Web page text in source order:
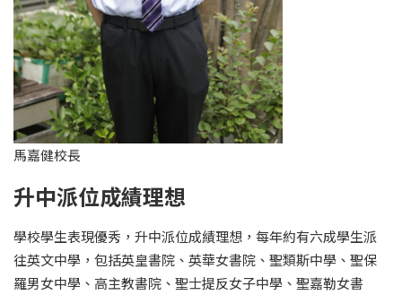
馬嘉健校長
升中派位成績理想
學校學生表現優秀，升中派位成績理想，每年約有六成學生派
往英文中學，包括英皇書院、英華女書院、聖類斯中學、聖保
羅男女中學、高主教書院、聖士提反女子中學、聖嘉勒女書